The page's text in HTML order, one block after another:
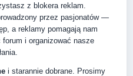
z blokera reklam.
przez pasjonatów —
a reklamy pomagają nam
i organizować nasze
i starannie dobrane. Prosimy